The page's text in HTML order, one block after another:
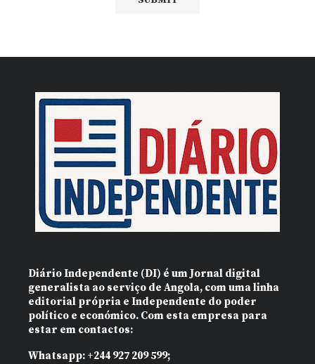
Diário Independente (DI) é um Jornal digital
generalista ao serviço de Angola, com uma linha
editorial própria e Independente do poder
político e económico. Com esta empresa para
estar em contactos:
Whatsapp: +244 927 209 599;